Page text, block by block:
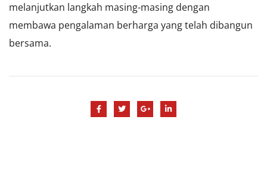
melanjutkan langkah masing-masing dengan
membawa pengalaman berharga yang telah dibangun
bersama.